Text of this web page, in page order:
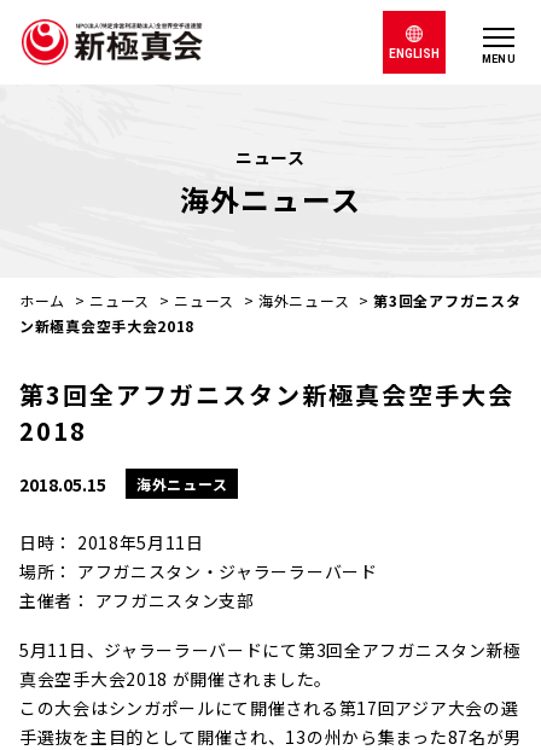
MENU
ENGLISH
ニュース
海外ニュース
ホーム > ニュース > ニュース >海外ニュース >第3回全アフガニスタ
ン新極真会空手大会2018
第3回全アフガニスタン新極真会空手大会
2018
2018.05.15 海外ニュース
日時： 2018年5月11日
場所： アフガニスタン・ジャラーラーバード
主催者： アフガニスタン支部
5月11日、ジャラーラーバードにて第3回全アフガニスタン新極
真会空手大会2018 が開催されました。
この大会はシンガポールにて開催される第17回アジア大会の選
手選抜を主目的として開催され、13の州から集まった87名が男